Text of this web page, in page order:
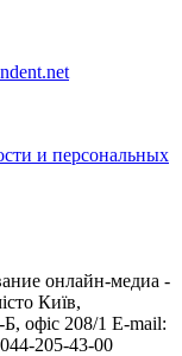
и персональных
онлайн-медиа -
Київ,
офіс 208/1 E-mail:
205-43-00